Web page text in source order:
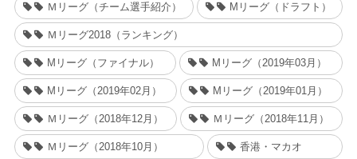
Ｍリーグ（チーム選手紹介） Mリーグ（ドラフト）
Ｍリーグ2018（ランキング）
Mリーグ（ファイナル） Mリーグ（2019年03月）
Mリーグ（2019年02月） Mリーグ（2019年01月）
Ｍリーグ（2018年12月） Ｍリーグ（2018年11月）
Ｍリーグ（2018年10月） 香港・マカオ